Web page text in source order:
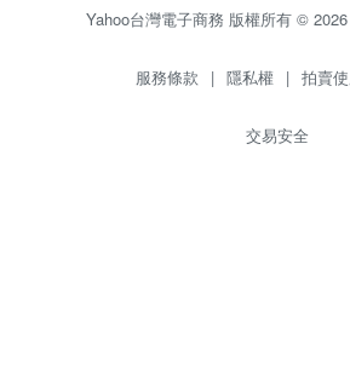
Yahoo台灣電子商務 版權所有 ©
服務條款 | 隱私權 | 拍賣
交易安全